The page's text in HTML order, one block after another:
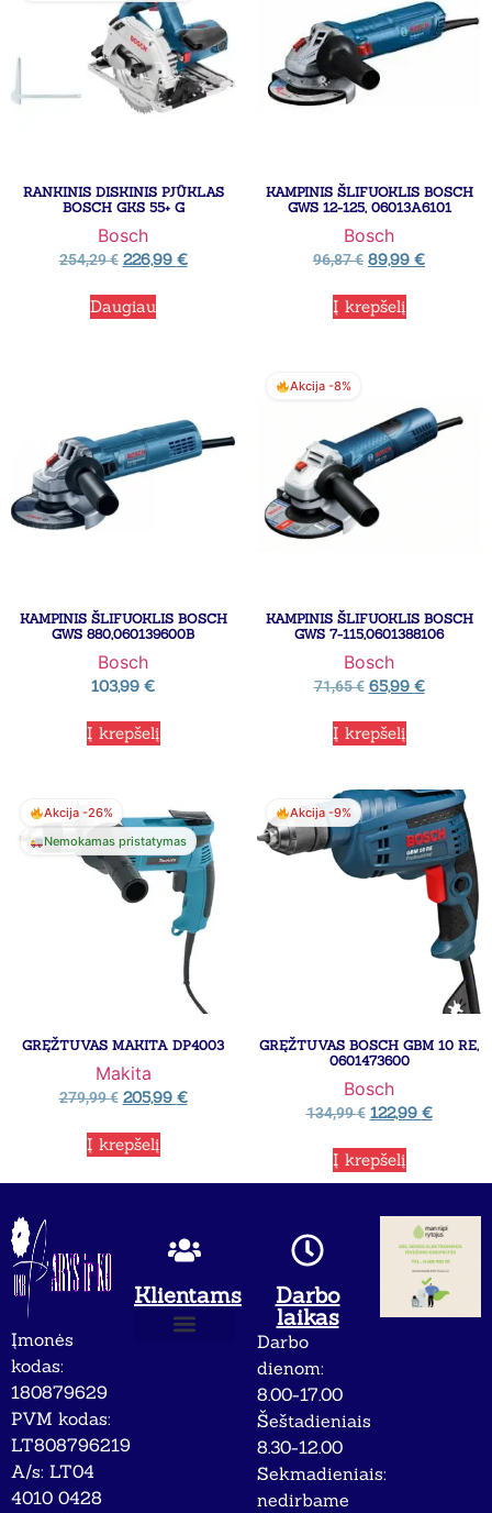
RANKINIS DISKINIS PJŪKLAS
BOSCH GKS 55+ G
Bosch
254,29€ 226,99 €
Daugiau
KAMPINIS ŠLIFUOKLIS BOSCH
GWS 12-125, 06013A6101
Bosch
96,87€ 89,99 €
Į krepšelį
KAMPINIS ŠLIFUOKLIS BOSCH
GWS 880,060139600B
Bosch
103,99 €
Į krepšelį
Akcija -8%
KAMPINIS ŠLIFUOKLIS BOSCH
GWS 7-115,0601388106
Bosch
71,65€ 65,99 €
Į krepšelį
Akcija -26%
Nemokamas pristatymas
GRĘŽTUVAS MAKITA DP4003
Makita
279,99€ 205,99 €
Į krepšelį
Akcija -9%
GRĘŽTUVAS BOSCH GBM 10 RE,
0601473600
Bosch
134,99€ 122,99 €
Į krepšelį
Įmonės
kodas:
180879629
PVM kodas:
LT808796219
A/s: LT04
4010 0428
Klientams
Darbo
laikas
Darbo
dienom:
8.00-17.00
Šeštadieniais
8.30-12.00
Sekmadieniais:
nedirbame